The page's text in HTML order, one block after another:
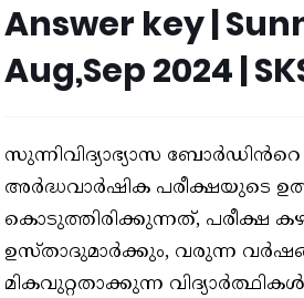
Answer key |
Aug,Sep 2024 |
സുന്നിവിദ്യാഭ്യാസ
അർദ്ധവാർഷിക പരീക്ഷയുടെ
കൊടുത്തിരിക്കുന്നത്, പരീക്ഷ
ഉസ്താദുമാർക്കും, വരുന്ന
മികവുറ്റതാക്കുന്ന